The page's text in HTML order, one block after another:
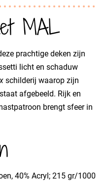
MAL
prachtige deken zijn
licht en schaduw
schilderij waarop zijn
afgebeeld. Rijk en
brengt sfeer in
40% Acryl; 215 gr/1000